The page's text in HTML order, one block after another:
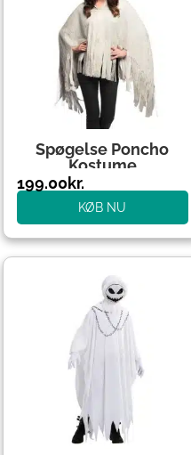
Spøgelse Poncho
Kostume
199.00kr.
KØB NU